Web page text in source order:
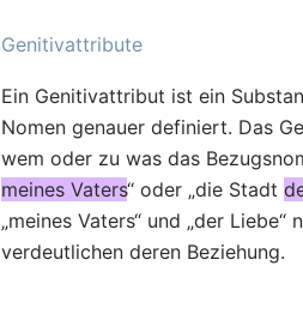
Genitivattribute
Ein Genitivattribut ist ein
Nomen genauer definiert. Das
wem oder zu was das
meines Vaters“ oder „die Stadt
„meines Vaters“ und „der
verdeutlichen deren Beziehung.